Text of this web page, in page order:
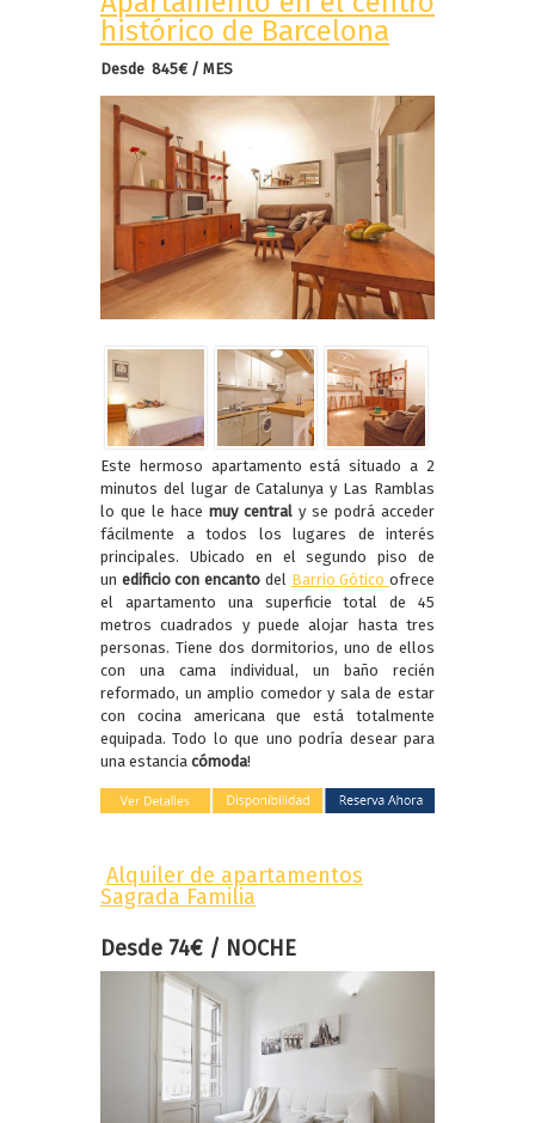
histórico de Barcelona
Desde 845€ / MES
Este hermoso apartamento está situado a 2
minutos del lugar de Catalunya y Las Ramblas
lo que le hace muy central y se podrá acceder
fácilmente a todos los lugares de interés
principales. Ubicado en el segundo piso de
un edificio con encanto del Barrio Góticoofrece
el apartamento una superficie total de 45
metros cuadrados y puede alojar hasta tres
personas. Tiene dos dormitorios, uno de ellos
con una cama individual, un baño recién
reformado, un amplio comedor y sala de estar
con cocina americana que está totalmente
equipada. Todo lo que uno podría desear para
una estancia cómoda!
Alquiler de apartamentos
Sagrada Familia
Desde 74€ / NOCHE